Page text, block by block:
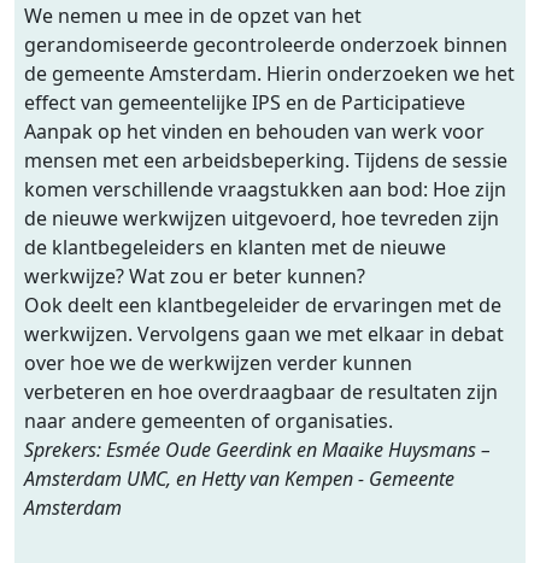
We nemen u mee in de opzet van het
gerandomiseerde gecontroleerde onderzoek binnen
de gemeente Amsterdam. Hierin onderzoeken we het
effect van gemeentelijke IPS en de Participatieve
Aanpak op het vinden en behouden van werk voor
mensen met een arbeidsbeperking. Tijdens de sessie
komen verschillende vraagstukken aan bod: Hoe zijn
de nieuwe werkwijzen uitgevoerd, hoe tevreden zijn
de klantbegeleiders en klanten met de nieuwe
werkwijze? Wat zou er beter kunnen?
Ook deelt een klantbegeleider de ervaringen met de
werkwijzen. Vervolgens gaan we met elkaar in debat
over hoe we de werkwijzen verder kunnen
verbeteren en hoe overdraagbaar de resultaten zijn
naar andere gemeenten of organisaties.
Sprekers: Esmée Oude Geerdink en Maaike Huysmans –
Amsterdam UMC, en Hetty van Kempen - Gemeente
Amsterdam